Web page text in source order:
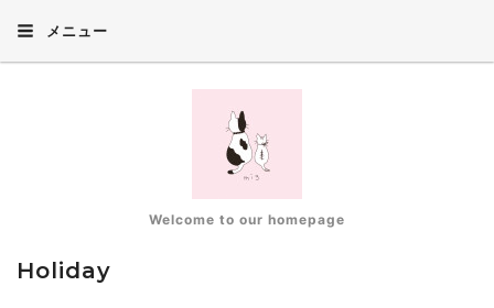
メニュー
Welcome to our homepage
Holiday